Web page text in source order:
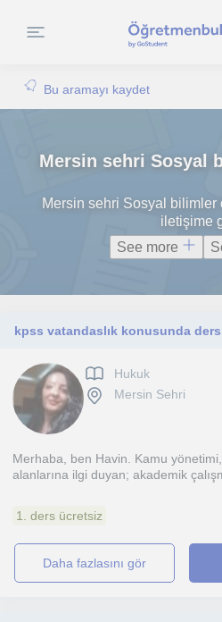
Bu aramayı kaydet
Mersin sehri Sosyal
Mersin sehri Sosyal bilimler
iletişime
See more
kpss vatandaslık konusunda
Hukuk
Mersin Sehri
Merhaba, ben Havin. Kamu
alanlarına ilgi duyan; akademik
1. ders ücretsiz
daha fazlasını gör